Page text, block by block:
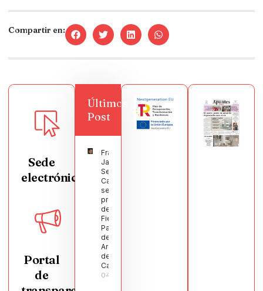
Compartir en:
Sede
electrónica
Portal
de
Últimos
Post
Francisco
Javier
Segura
Castellanos
será el
pregonero
de las
Fiestas
Patronales
de
Argamasilla
de
Calatrava
04/08/2026